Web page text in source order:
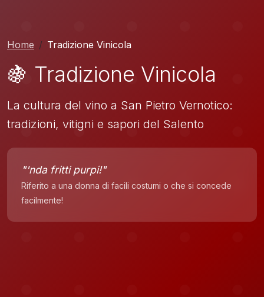
Home Tradizione Vinicola
🍇 Tradizione Vinicola
La cultura del vino a San Pietro Vernotico:
tradizioni, vitigni e sapori del Salento
"'nda fritti purpi!"
Riferito a una donna di facili costumi o che si concede
facilmente!